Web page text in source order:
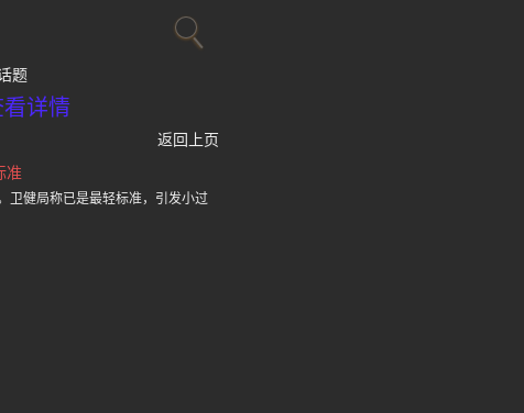
题
详情
返回上页
准
卫健局称已是最轻标准，引发小过